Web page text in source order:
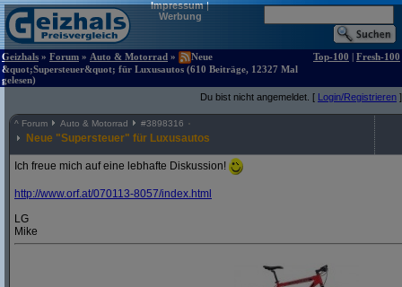
Impressum|
Werbung
Geizhals » Forum » Auto & Motorrad »
Neue
&quot;Supersteuer&quot; für Luxusautos (610 Beiträge, 12327 Mal
gelesen)
Top-100 | Fresh-100
Du bist nicht angemeldet. [ Login/Registrieren ]
^ Forum Auto & Motorrad #3898316
Neue "Supersteuer" für Luxusautos
Ich freue mich auf eine lebhafte Diskussion!
http://www.orf.at/070113-8057/index.html
LG
Mike